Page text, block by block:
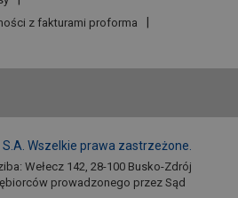
z fakturami proforma
Wszelkie prawa zastrzeżone.
Wełecz 142, 28-100 Busko-Zdrój
prowadzonego przez Sąd